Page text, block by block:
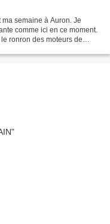
semaine à Auron. Je
comme ici en ce moment.
ronron des moteurs de